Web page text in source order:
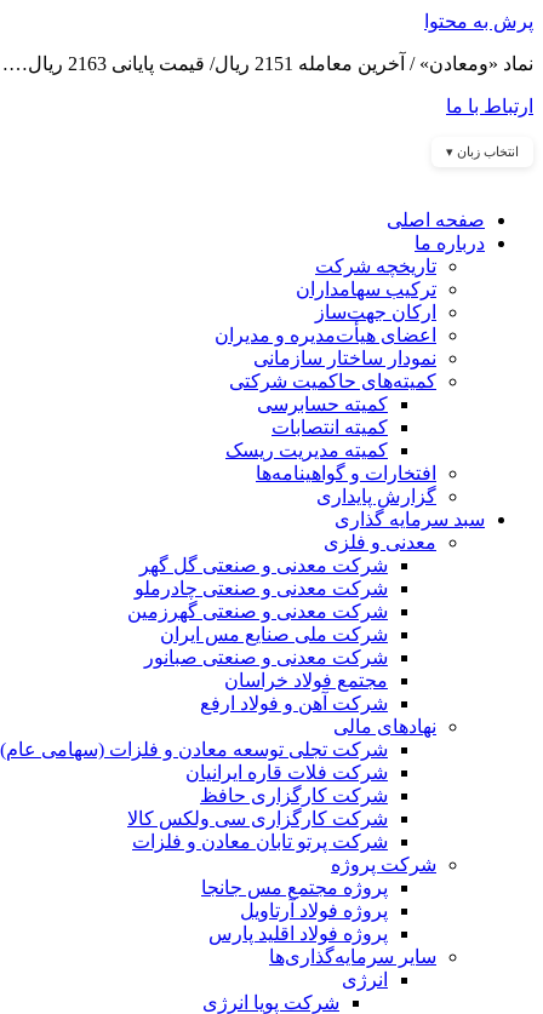
پرش به محتوا
نماد «ومعادن» / آخرین معامله 2151 ریال/ قیمت پایانی 2163 ریال……
ارتباط با ما
انتخاب زبان ▾
صفحه اصلی
درباره ما
تاریخچه شرکت
ترکیب سهامداران
ارکان جهت‌ساز
اعضای هیأت‌مدیره و مدیران
نمودار ساختار سازمانی
کمیته‌های حاکمیت شرکتی
کمیته حسابرسی
کمیته انتصابات
کمیته مدیریت ریسک
افتخارات و گواهینامه‌ها
گزارش پایداری
سبد سرمایه گذاری
معدنی و فلزی
شرکت معدنی و صنعتی گل گهر
شرکت معدنی و صنعتی چادرملو
شرکت معدنی و صنعتی گهرزمین
شرکت ملی صنایع مس ایران
شرکت معدنی و صنعتی صبانور
مجتمع فولاد خراسان
شرکت آهن و فولاد ارفع
نهادهای مالی
شرکت تجلی توسعه معادن و فلزات (سهامی عام)
شرکت فلات قاره ایرانیان
شرکت کارگزاری حافظ
شرکت کارگزاری سی ولکس کالا
شرکت پرتو تابان معادن و فلزات
شرکت پروژه
پروژه مجتمع مس جانجا
پروژه فولاد آرتاویل
پروژه فولاد اقلید پارس
سایر سرمایه‌گذاری‌ها
انرژی
شرکت پویا انرژی